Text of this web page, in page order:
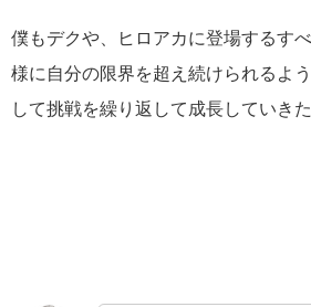
僕もデクや、ヒロアカに登場するす
様に自分の限界を超え続けられるよ
して挑戦を繰り返して成長していきた